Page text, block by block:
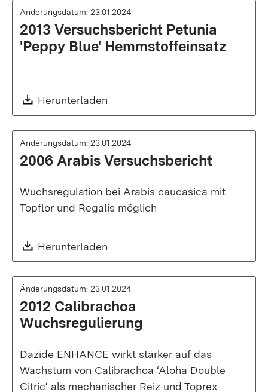
Änderungsdatum: 23.01.2024
2013 Versuchsbericht Petunia
'Peppy Blue' Hemmstoffeinsatz
Download:
Herunterladen
Änderungsdatum: 23.01.2024
2006 Arabis Versuchsbericht
Wuchsregulation bei Arabis caucasica mit
Topflor und Regalis möglich
Download:
Herunterladen
Änderungsdatum: 23.01.2024
2012 Calibrachoa
Wuchsregulierung
Dazide ENHANCE wirkt stärker auf das
Wachstum von Calibrachoa ‘Aloha Double
Citric‘ als mechanischer Reiz und Toprex